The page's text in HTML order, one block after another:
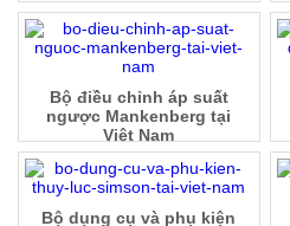
Bộ điều chỉnh áp suất
ngược Mankenberg tại
Việt Nam
Bộ dụng cụ và phụ kiện